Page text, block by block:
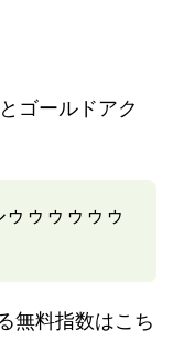
ゴールドアク
ゥゥゥゥゥ
無料指数はこち